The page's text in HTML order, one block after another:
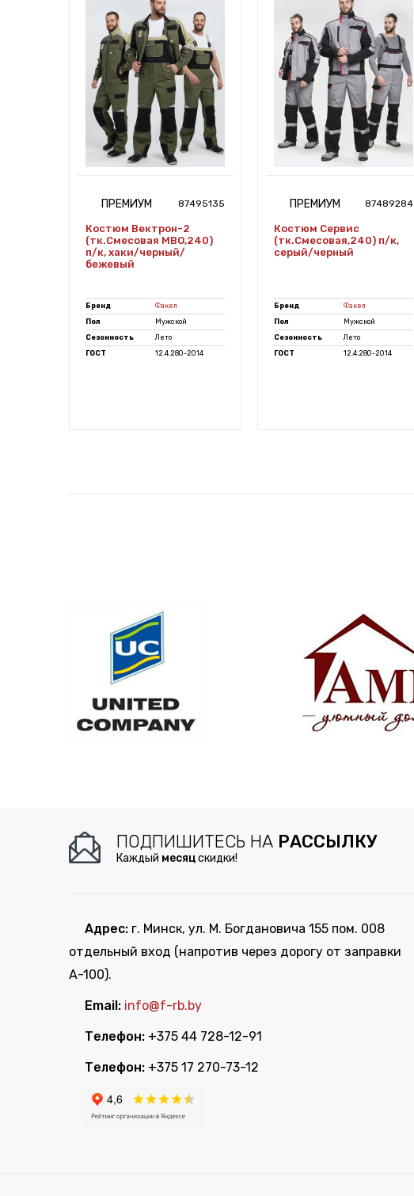
ПРЕМИУМ 87495135
Костюм Вектрон-2
(тк.Смесовая МВО,240)
п/к, хаки/черный/
бежевый
Бренд
Факел
Пол
Мужской
Сезонность
Лето
ГОСТ
12.4.280-2014
ПРЕМИУМ 87489284
Костюм Сервис
(тк.Смесовая,240) п/к,
серый/черный
Бренд
Факел
Пол
Мужской
Сезонность
Лето
ГОСТ
12.4.280-2014
ПОДПИШИТЕСЬ НА РАССЫЛКУ
Каждый месяцскидки!
Адрес: г. Минск, ул. М. Богдановича 155 пом. 008
отдельный вход (напротив через дорогу от заправки
А-100).
Email: info@f-rb.by
Телефон: +375 44 728-12-91
Телефон: +375 17 270-73-12